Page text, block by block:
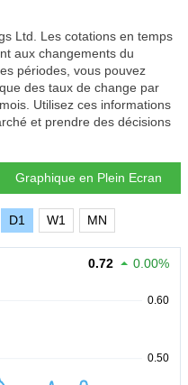
Ltd. Les cotations en temps
aux changements du
périodes, vous pouvez
des taux de change par
Utilisez ces informations
et prendre des décisions
Graphique en Plein Ecran
D1 W1 MN
0.72 0.00%